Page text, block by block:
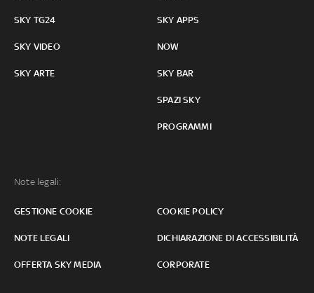
SKY TG24
SKY VIDEO
SKY ARTE
SKY APPS
NOW
SKY BAR
SPAZI SKY
PROGRAMMI
Note legali:
GESTIONE COOKIE COOKIE POLICY
NOTE LEGALI DICHIARAZIONE DI ACCESSIBILITÀ
OFFERTA SKY MEDIA CORPORATE